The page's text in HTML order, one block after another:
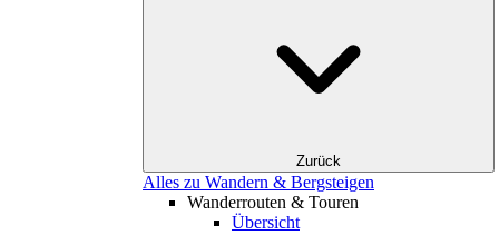
Zurück
Alles zu Wandern & Bergsteigen
Wanderrouten & Touren
Übersicht